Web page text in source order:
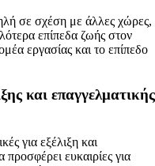
σε σχέση με άλλες χώρες,
επίπεδα ζωής στον
εργασίας και το επίπεδο
και επαγγελματικής
για εξέλιξη και
ευκαιρίες για